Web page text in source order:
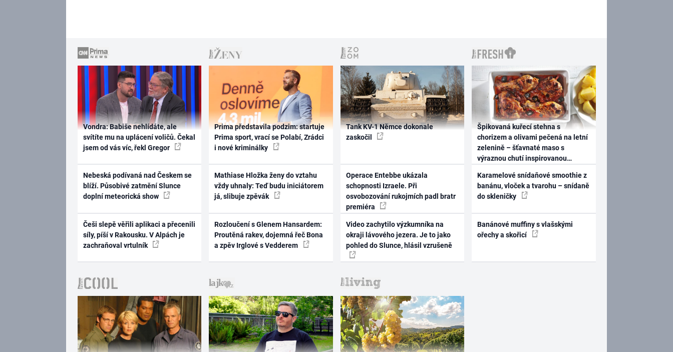
Vondra: Babiše nehlídáte, ale
svítíte mu na uplácení voličů. Čekal
jsem od vás víc, řekl Gregor
Nebeská podívaná nad Českem se
blíží. Působivé zatmění Slunce
doplní meteorická show
Češi slepě věřili aplikaci a přecenili
síly, píší v Rakousku. V Alpách je
zachraňoval vrtulník
Prima představila podzim: startuje
Prima sport, vrací se Polabí, Zrádci
i nové kriminálky
Mathiase Hložka ženy do vztahu
vždy uhnaly: Teď budu iniciátorem
já, slibuje zpěvák
Rozloučení s Glenem Hansardem:
Proutěná rakev, dojemná řeč Bona
a zpěv Irglové s Vedderem
Tank KV-1 Němce dokonale
zaskočil
Operace Entebbe ukázala
schopnosti Izraele. Při
osvobozování rukojmích padl bratr
premiéra
Video zachytilo výzkumníka na
okraji lávového jezera. Je to jako
pohled do Slunce, hlásil vzrušeně
Špikovaná kuřecí stehna s
chorizem a olivami pečená na letní
zelenině – šťavnaté maso s
výraznou chutí inspirovanou
Karamelové snídaňové smoothie z
banánu, vloček a tvarohu – snídaně
do skleničky
Banánové muffiny s vlašskými
ořechy a skořicí